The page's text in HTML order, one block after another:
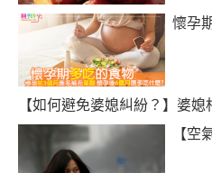
懷孕
【如何避免婆媳糾紛？】婆
【空